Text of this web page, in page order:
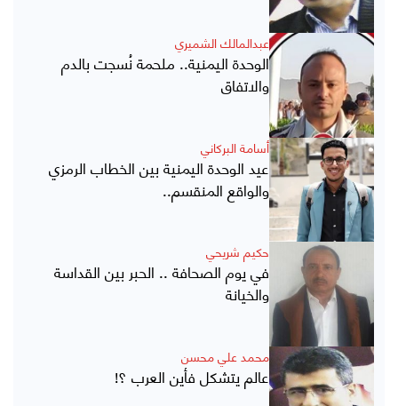
عبدالمالك الشميري
الوحدة اليمنية.. ملحمة نُسجت بالدم
والاتفاق
أسامة البركاني
عيد الوحدة اليمنية بين الخطاب الرمزي
والواقع المنقسم..
حكيم شريحي
في يوم الصحافة .. الحبر بين القداسة
والخيانة
محمد علي محسن
عالم يتشكل فأين العرب ؟!